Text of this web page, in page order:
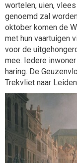
wortelen, uien,
genoemd zal
oktober komen de
met hun vaartuigen
voor de
mee. Iedere
haring. De
Trekvliet naar